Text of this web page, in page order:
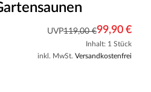
UVP119,00 €99,90 €
Inhalt: 1 Stück
inkl. MwSt. Versandkostenfrei